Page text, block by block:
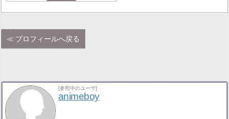
プロフィールへ戻る
[参照中のユーザ]
animeboy